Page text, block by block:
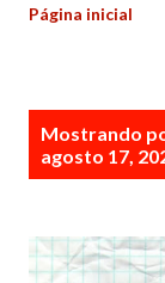
Página inicial
Mostrando
agosto 17,